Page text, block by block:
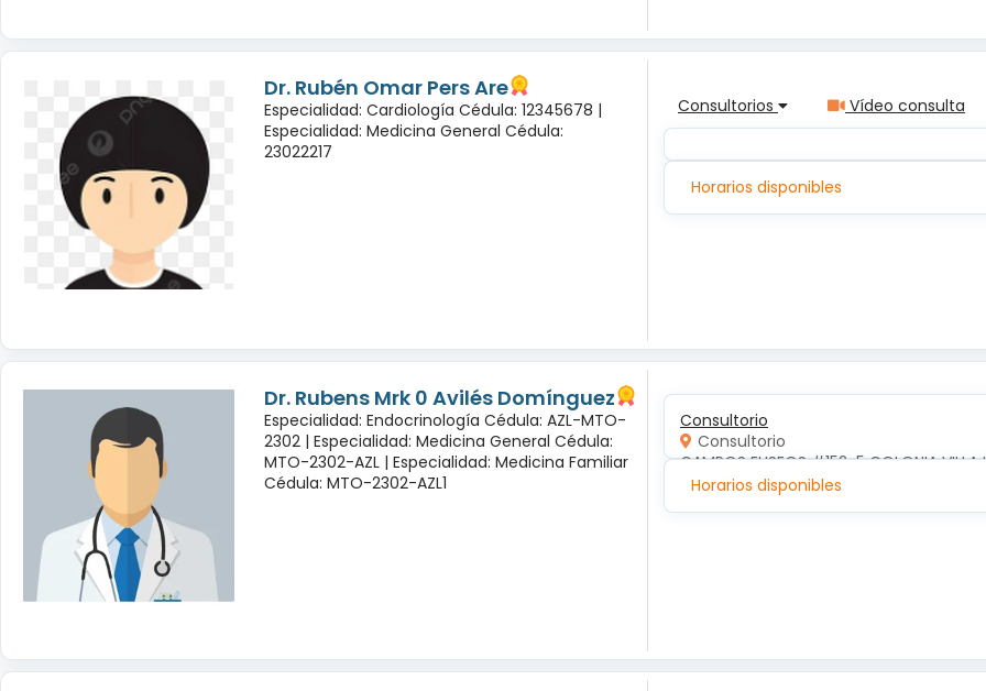
Dr. Rubén Omar Pers Are
Especialidad: Cardiología Cédula: 12345678 |
Especialidad: Medicina General Cédula:
23022217
Consultorios Vídeo consulta
Horarios disponibles
Dr. Rubens Mrk 0 Avilés Domínguez
Especialidad: Endocrinología Cédula: AZL-MTO-
2302 | Especialidad: Medicina General Cédula:
MTO-2302-AZL | Especialidad: Medicina Familiar
Cédula: MTO-2302-AZL1
Consultorio
Consultorio
CAMPOS ELISEOS #152-5 COLONIA VILLA
Horarios disponibles